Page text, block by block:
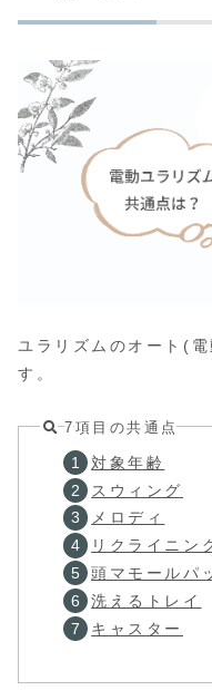
ユラリズムのオート(
す。
7項目の共通点
対象年齢
スウィング
メロディ
リクライニン
頭マモールパ
洗えるトレイ
キャスター